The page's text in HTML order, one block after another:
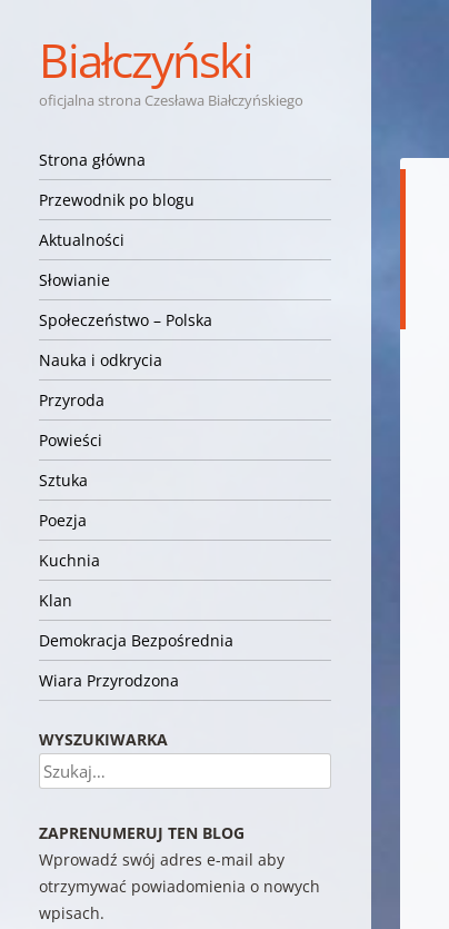
Białczyński
oficjalna strona Czesława Białczyńskiego
Nawigacja
Przejdź do treści
Strona główna
Przewodnik po blogu
Aktualności
Słowianie
Społeczeństwo – Polska
Nauka i odkrycia
Przyroda
Powieści
Sztuka
Poezja
Kuchnia
Klan
Demokracja Bezpośrednia
Wiara Przyrodzona
WYSZUKIWARKA
Szukaj
ZAPRENUMERUJ TEN BLOG
Wprowadź swój adres e-mail aby
otrzymywać powiadomienia o nowych
wpisach.